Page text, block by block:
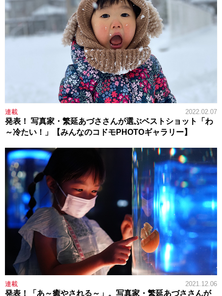
連載 2022.02.07
発表！ 写真家・繁延あづささんが選ぶベストショット「わ
～冷たい！」【みんなのコドモPHOTOギャラリー】
連載 2021.12.06
発表！「あ～癒やされる～」。写真家・繁延あづささんが